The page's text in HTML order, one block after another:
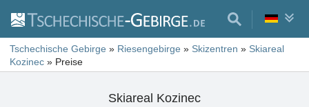
Tschechische Gebirge » Riesengebirge » Skizentren » Skiareal
Kozinec » Preise
Skiareal Kozinec